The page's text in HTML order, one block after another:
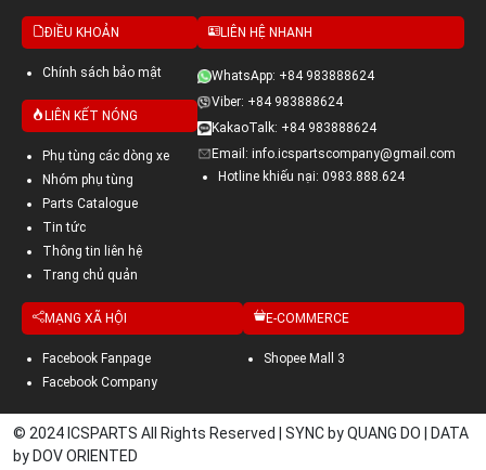
ĐIỀU KHOẢN
Chính sách bảo mật
LIÊN KẾT NÓNG
Phụ tùng các dòng xe
Nhóm phụ tùng
Parts Catalogue
Tin tức
Thông tin liên hệ
Trang chủ quản
LIÊN HỆ NHANH
WhatsApp: +84 983888624
Viber: +84 983888624
KakaoTalk: +84 983888624
Email: info.icspartscompany@gmail.com
Hotline khiếu nại: 0983.888.624
MẠNG XÃ HỘI
Facebook Fanpage
Facebook Company
E-COMMERCE
Shopee Mall 3
© 2024 ICSPARTS All Rights Reserved | SYNC by QUANG DO | DATA
by DOV ORIENTED